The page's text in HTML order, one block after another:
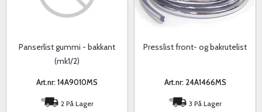
Panserlist gummi - bakkant
(mk1/2)
Art.nr: 14A9010MS
2 På Lager
Presslist front- og bakrutelist
Art.nr: 24A1466MS
3 På Lager